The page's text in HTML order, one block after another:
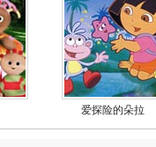
爱探险的朵拉